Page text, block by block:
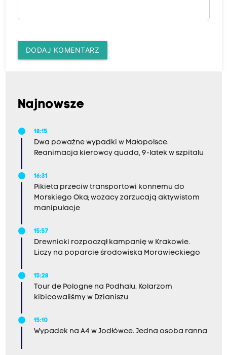
DODAJ KOMENTARZ
Najnowsze
18:15
Dwa poważne wypadki w Małopolsce.
Reanimacja kierowcy quada, 9-latek w szpitalu
16:31
Pikieta przeciw transportowi konnemu do
Morskiego Oka; wozacy zarzucają aktywistom
manipulacje
15:57
Drewnicki rozpoczął kampanię w Krakowie.
Liczy na poparcie środowiska Morawieckiego
15:28
Tour de Pologne na Podhalu. Kolarzom
kibicowaliśmy w Dzianiszu
15:10
Wypadek na A4 w Jodłówce. Jedna osoba ranna